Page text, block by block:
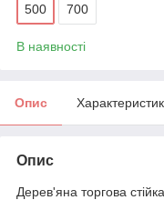
500 700
В наявності
Опис
Опис
Дерев'яна торгова